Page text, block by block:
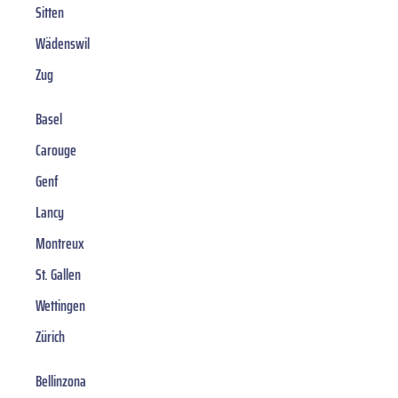
Sitten
Wädenswil
Zug
Basel
Carouge
Genf
Lancy
Montreux
St. Gallen
Wettingen
Zürich
Bellinzona